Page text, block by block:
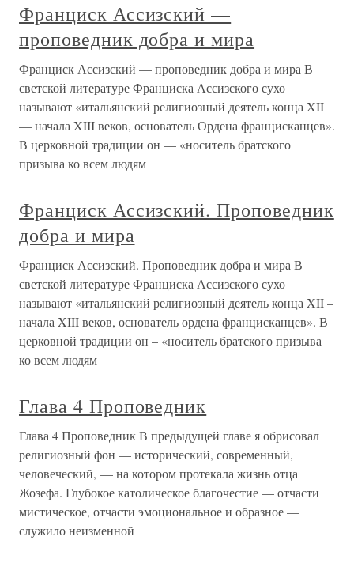
Франциск Ассизский —
проповедник добра и мира
Франциск Ассизский — проповедник добра и мира В
светской литературе Франциска Ассизского сухо
называют «итальянский религиозный деятель конца XII
— начала XIII веков, основатель Ордена францисканцев».
В церковной традиции он — «носитель братского
призыва ко всем людям
Франциск Ассизский. Проповедник
добра и мира
Франциск Ассизский. Проповедник добра и мира В
светской литературе Франциска Ассизского сухо
называют «итальянский религиозный деятель конца XII –
начала XIII веков, основатель ордена францисканцев». В
церковной традиции он – «носитель братского призыва
ко всем людям
Глава 4 Проповедник
Глава 4 Проповедник В предыдущей главе я обрисовал
религиозный фон — исторический, современный,
человеческий, — на котором протекала жизнь отца
Жозефа. Глубокое католическое благочестие — отчасти
мистическое, отчасти эмоциональное и образное —
служило неизменной